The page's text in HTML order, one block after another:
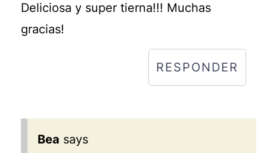
Deliciosa y super tierna!!! Muchas
gracias!
RESPONDER
Bea says